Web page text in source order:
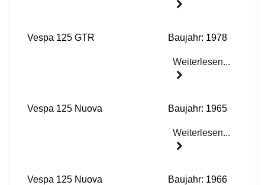
Vespa 125 GTR Baujahr: 1978
Weiterlesen...
Vespa 125 Nuova Baujahr: 1965
Weiterlesen...
Vespa 125 Nuova Baujahr: 1966